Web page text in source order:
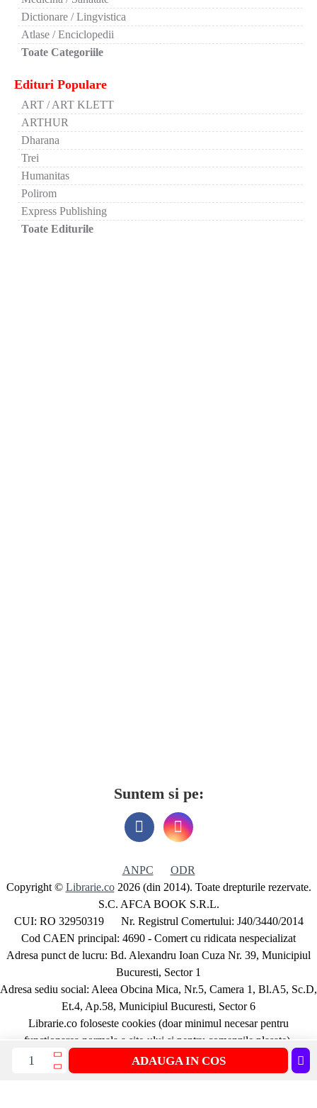
ADAUGA IN COS
Dictionare / Lingvistica
Atlase / Enciclopedii
Toate Categoriile
Edituri Populare
ART / ART KLETT
ARTHUR
Dharana
Trei
Humanitas
Polirom
Express Publishing
Toate Editurile
Suntem si pe:
ANPC
ODR
Copyright © Librarie.co 2026 (din 2014). Toate drepturile rezervate.
S.C. AFCA BOOK S.R.L.
CUI: RO 32950319 Nr. Registrul Comertului: J40/3440/2014
Cod CAEN principal: 4690 - Comert cu ridicata nespecializat
Adresa punct de lucru: Bd. Alexandru Ioan Cuza Nr. 39, Municipiul
Bucuresti, Sector 1
Adresa sediu social: Aleea Obcina Mica, Nr.5, Camera 1, Bl.A5, Sc.D,
Et.4, Ap.58, Municipiul Bucuresti, Sector 6
Librarie.co foloseste cookies (doar minimul necesar pentru
functionarea normala a site-ului si pentru comenzile plasate).
Detalii aici